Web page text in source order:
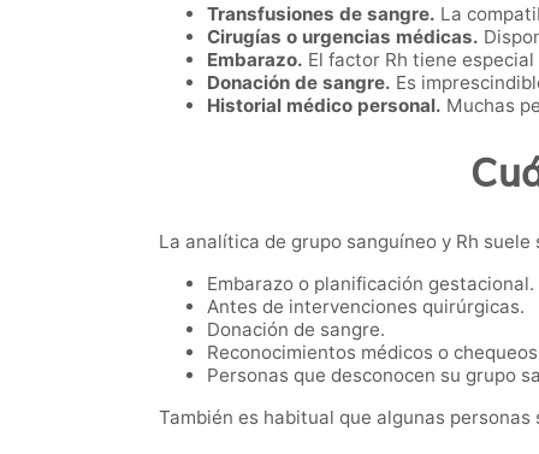
Transfusiones de sangre. La
Cirugías o urgencias médicas.
Embarazo. El factor Rh tiene
Donación de sangre. Es
Historial médico personal. Muchas
La analítica de grupo sanguíneo y Rh
Embarazo o planificación gestacional.
Antes de intervenciones quirúrgicas.
Donación de sangre.
Reconocimientos médicos o
Personas que desconocen su grupo
También es habitual que algunas